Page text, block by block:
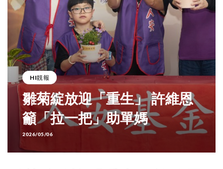
HI靚報
雛菊綻放迎「重生」 許維恩
籲「拉一把」助單媽
2026/05/06